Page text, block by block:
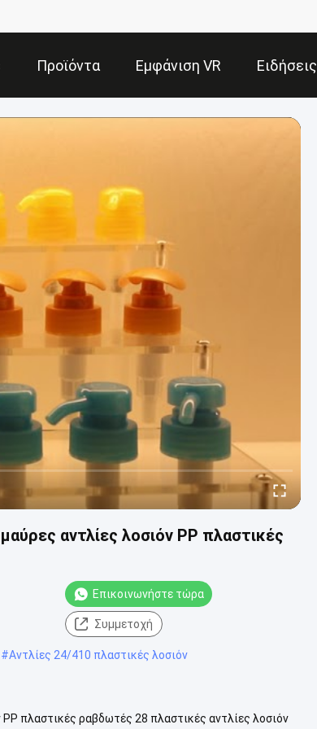
Προϊόντα Εμφάνιση VR Ειδήσεις
αντλίες λοσιόν PP πλαστικές
Επικοινωνήστε τώρα
Συμμετοχή
#Αντλίες 24/410 πλαστικές λοσιόν
πλαστικές ραβδωτές 28 πλαστικές αντλίες λοσιόν